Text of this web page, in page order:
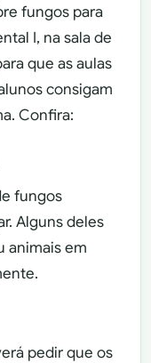
fungos para
I, na sala de
que as aulas
consigam
Confira:
fungos
Alguns deles
animais em
pedir que os